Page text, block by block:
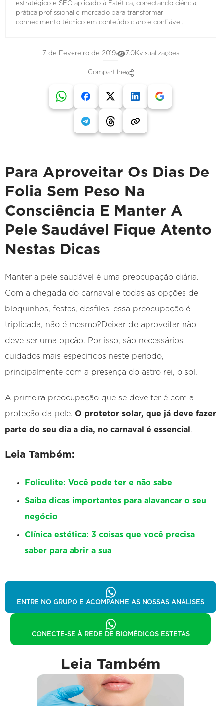
estratégico e SEO aplicado à Estética, conectando ciência,
prática profissional e mercado para transformar
conhecimento técnico em conteúdo claro e confiável.
7 de Fevereiro de 2019 7.0Kvisualizações
Compartilhe
Para Aproveitar Os Dias De
Folia Sem Peso Na
Consciência E Manter A
Pele Saudável Fique Atento
Nestas Dicas
Manter a pele saudável é uma preocupação diária.
Com a chegada do carnaval e todas as opções de
bloquinhos, festas, desfiles, essa preocupação é
triplicada, não é mesmo?Deixar de aproveitar não
deve ser uma opção. Por isso, são necessários
cuidados mais específicos neste período,
principalmente com a presença do astro rei, o sol.
A primeira preocupação que se deve ter é com a
proteção da pele. O protetor solar, que já deve fazer
parte do seu dia a dia, no carnaval é essencial .
Leia Também:
Foliculite: Você pode ter e não sabe
Saiba dicas importantes para alavancar o seu
negócio
Clínica estética: 3 coisas que você precisa
saber para abrir a sua
ENTRE NO GRUPO E ACOMPANHE AS NOSSAS ANÁLISES
CONECTE-SE À REDE DE BIOMÉDICOS ESTETAS
Leia Também